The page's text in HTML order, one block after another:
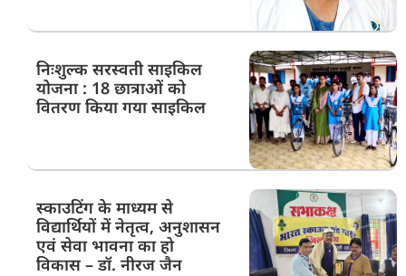
निःशुल्क सरस्वती साइकिल
योजना : 18 छात्राओं को
वितरण किया गया साइकिल
स्काउटिंग के माध्यम से
विद्यार्थियों में नेतृत्व, अनुशासन
एवं सेवा भावना का हो
विकास – डॉ. नीरज जैन